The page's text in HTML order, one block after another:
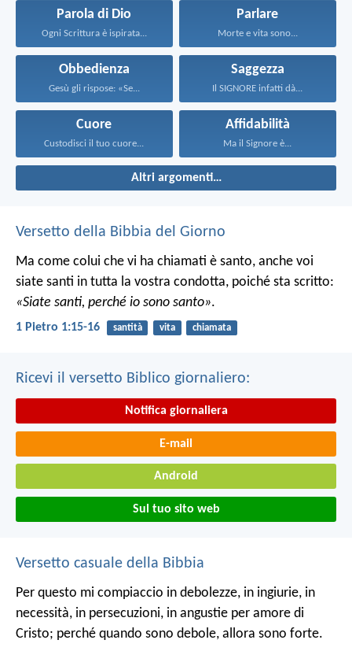
Parola di Dio
Ogni Scrittura è ispirata...
Parlare
Morte e vita sono...
Obbedienza
Gesù gli rispose: «Se...
Saggezza
Il SIGNORE infatti dà...
Cuore
Custodisci il tuo cuore...
Affidabilità
Ma il Signore è...
Altri argomenti…
Versetto della Bibbia del Giorno
Ma come colui che vi ha chiamati è santo, anche voi
siate santi in tutta la vostra condotta, poiché sta scritto:
«Siate santi, perché io sono santo».
1 Pietro 1:15-16 santità vita chiamata
Ricevi il versetto Biblico giornaliero:
Notifica giornaliera
E-mail
Android
Sul tuo sito web
Versetto casuale della Bibbia
Per questo mi compiaccio in debolezze, in ingiurie, in
necessità, in persecuzioni, in angustie per amore di
Cristo; perché quando sono debole, allora sono forte.